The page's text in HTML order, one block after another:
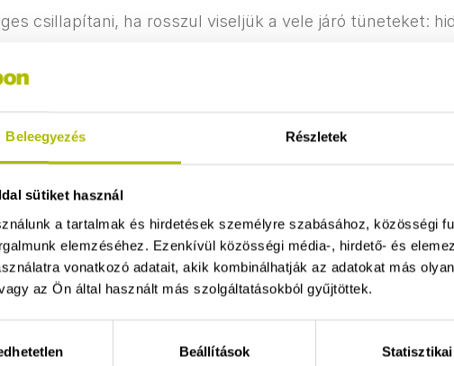
Beleegyezés Részletek
sütiket használ
a tartalmak és hirdetések személyre szabásához, közösségi
elemzéséhez. Ezenkívül közösségi média-, hirdető- és
vonatkozó adatait, akik kombinálhatják az adatokat más
az Ön által használt más szolgáltatásokból gyűjtöttek.
Beállítások Statisztikai
csillapítani, ha rosszul viseljük a vele járó tüneteket:
nem rendelkezik láz- és fájdalomcsillapító hatással.
fertőzéseks
A
A